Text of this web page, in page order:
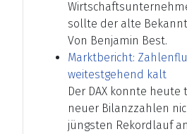
sollte der alte
Von Benjamin Best.
Marktbericht:
weitestgehend kalt
Der DAX konnte
neuer Bilanzzahlen
jüngsten Rekordlauf